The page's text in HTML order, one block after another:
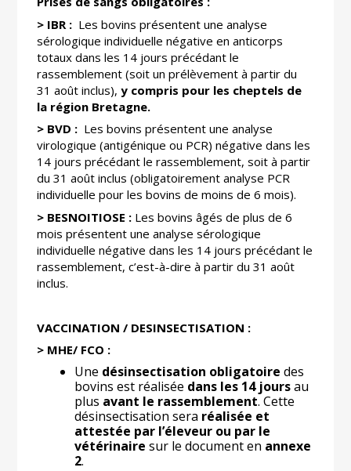
> IBR : Les bovins présentent une analyse
sérologique individuelle négative en anticorps
totaux dans les 14 jours précédant le
rassemblement (soit un prélèvement à partir du
31 août inclus),y compris pour les cheptels de
la région Bretagne.
> BVD : Les bovins présentent une analyse
virologique (antigénique ou PCR) négative dans les
14 jours précédant le rassemblement, soit à partir
du 31 août inclus (obligatoirement analyse PCR
individuelle pour les bovins de moins de 6 mois).
> BESNOITIOSE : Les bovins âgés de plus de 6
mois présentent une analyse sérologique
individuelle négative dans les 14 jours précédant le
rassemblement, c’est-à-dire à partir du 31 août
inclus.
VACCINATION / DESINSECTISATION :
> MHE/ FCO :
Une désinsectisation obligatoire des
bovins est réalisée dans les 14 joursau
plus avant le rassemblement. Cette
désinsectisation sera réalisée et
attestée par l’éleveur ou par le
vétérinaire sur le document en annexe
2.